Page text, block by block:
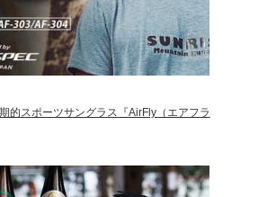
的スポーツサングラス『AirFly（エアフラ